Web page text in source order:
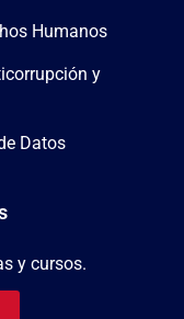
Humanos
y
Datos
y cursos.